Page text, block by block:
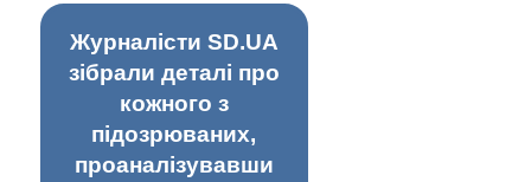
Журналісти SD.UA
зібрали деталі про
кожного з
підозрюваних,
проаналізувавши